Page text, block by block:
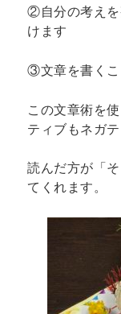
②自分の考えを
けます
③文章を書くこ
この文章術を
ティブもネガ
読んだ方が「
てくれます。